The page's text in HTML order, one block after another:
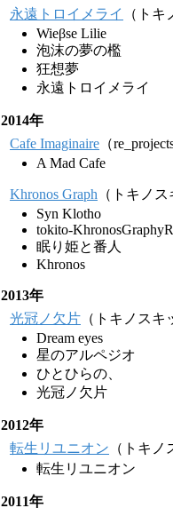
永遠トロイメライ
（トキ
Wieβse Lilie
泡沫の夢の檻
狂想夢
永遠トロイメライ
2014年
Cafe Imaginaire （
A Mad Cafe
Khronos Graph （トキノス
Syn Klotho
tokito-
眠り姫と番人
Khronos
2013年
光冠ノ欠片 （トキノスキ
Dream eyes
星のアルペジオ
ひとひらの、
光冠ノ欠片
2012年
転生リユニオン （トキノ
転生リユニオン
2011年